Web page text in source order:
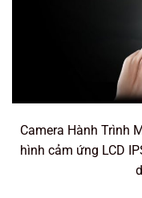
Camera Hành Trình
hình cảm ứng LCD